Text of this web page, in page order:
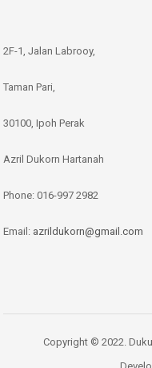
2F-1, Jalan Labrooy,
Taman Pari,
30100, Ipoh Perak
Azril Dukorn Hartanah
Phone: 016-997 2982
Email: azrildukorn@gmail.com
Copyright © 2022.